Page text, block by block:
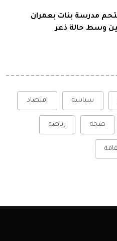
مدرسة بنات بعمران
وسط حالة ذعر
سياسة اقتصاد
صحة رياضة